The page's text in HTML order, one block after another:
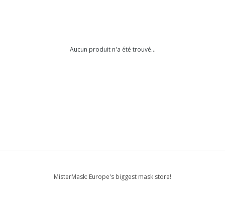
Aucun produit n'a été trouvé...
MisterMask: Europe's biggest mask store!